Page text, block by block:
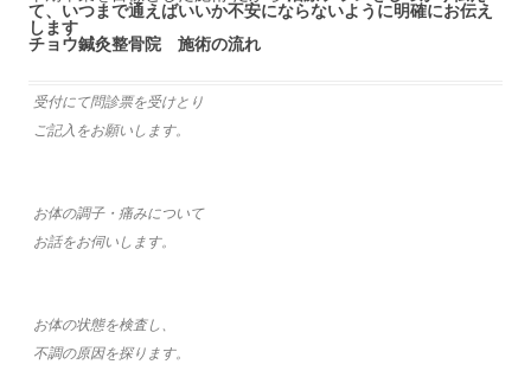
て、いつまで通えばいいか不安にならないように明確にお伝え
します
チョウ鍼灸整骨院 施術の流れ
受付にて問診票を受けとり
ご記入をお願いします。
お体の調子・痛みについて
お話をお伺いします。
お体の状態を検査し、
不調の原因を探ります。